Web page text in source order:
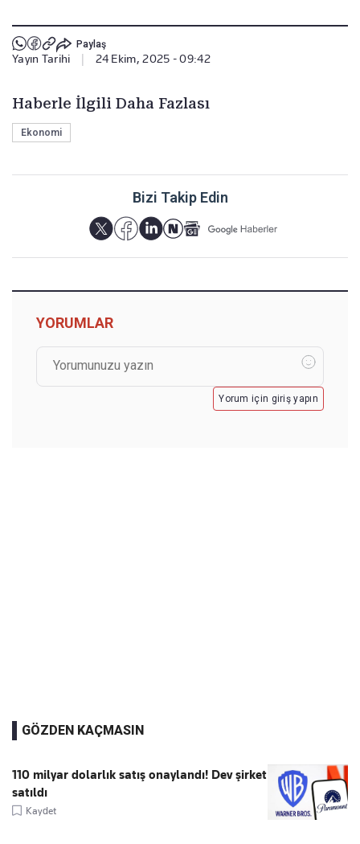
Paylaş
Yayın Tarihi 24 Ekim, 2025 - 09:42
Haberle İlgili Daha Fazlası
Ekonomi
Bizi Takip Edin
YORUMLAR
Yorum için giriş yapın
GÖZDEN KAÇMASIN
110 milyar dolarlık satış onaylandı! Dev şirket
satıldı
Kaydet